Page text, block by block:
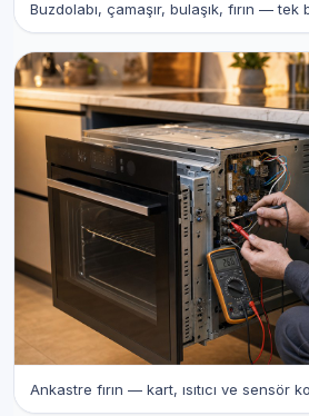
Buzdolabı, çamaşır, bulaşık, fırın — tek
Ankastre fırın — kart, ısıtıcı ve sensör